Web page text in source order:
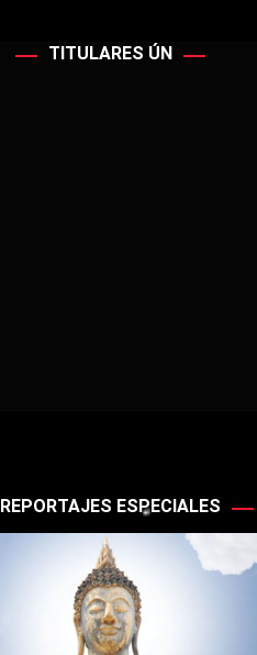
TITULARES ÚN
REPORTAJES ESPECIALES